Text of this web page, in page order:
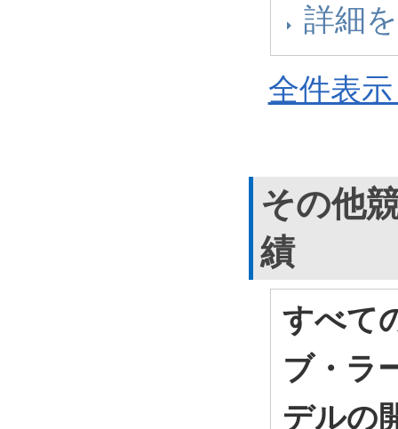
詳細
全件表
その他
績
すべて
ブ・ラ
デルの